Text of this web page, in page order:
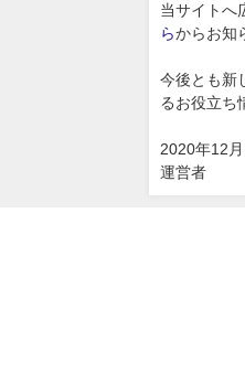
当サイトへ
らからお知
今後とも新
るお役立ち
2020年12
運営者